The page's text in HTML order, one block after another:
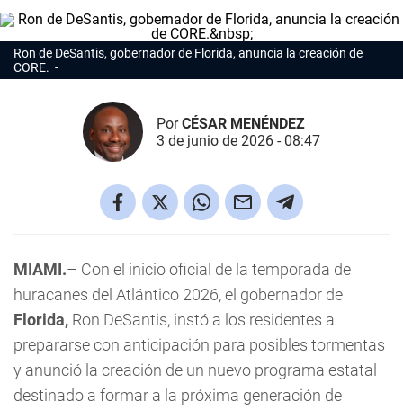
Ron de DeSantis, gobernador de Florida, anuncia la creación de
CORE.
PorCÉSAR MENÉNDEZ
3 de junio de 2026 - 08:47
MIAMI.– Con el inicio oficial de la temporada de
huracanes del Atlántico 2026, el gobernador de
Florida, Ron DeSantis, instó a los residentes a
prepararse con anticipación para posibles tormentas
y anunció la creación de un nuevo programa estatal
destinado a formar a la próxima generación de